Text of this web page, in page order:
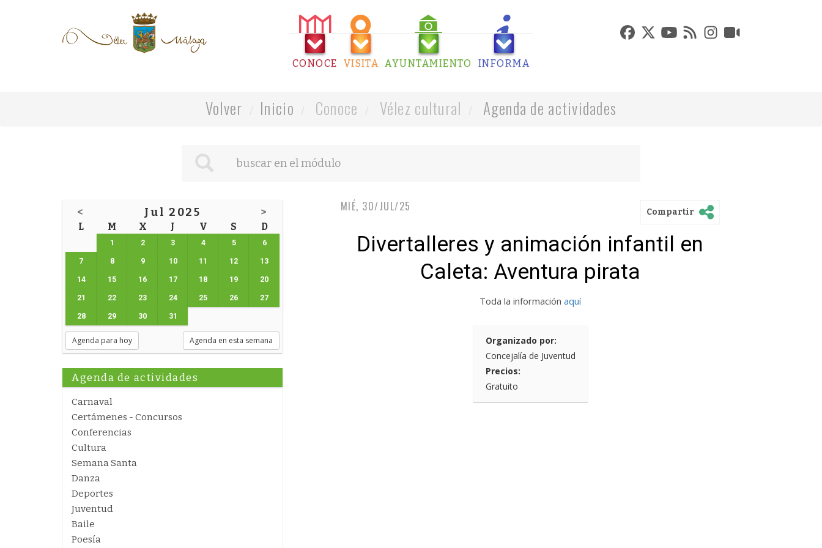
CONOCE VISITA AYUNTAMIENTO INFORMA
Volver Inicio Conoce Vélez cultural Agenda de actividades
< Jul 2025 >
L M X J V S D
1 2 3 4 5 6
7 8 9 10 11 12 13
14 15 16 17 18 19 20
21 22 23 24 25 26 27
28 29 30 31
Agenda para hoy Agenda en esta semana
Agenda de actividades
Carnaval
Certámenes - Concursos
Conferencias
Cultura
Semana Santa
Danza
Deportes
Juventud
Baile
Poesía
MIÉ, 30/JUL/25 Compartir
Divertalleres y animación infantil en
Caleta: Aventura pirata
Toda la información aquí
Organizado por:
Concejalía de Juventud
Precios:
Gratuito